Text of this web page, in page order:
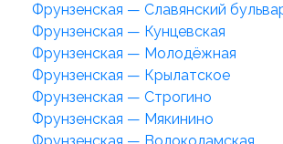
Фрунзенская — Славянский
Фрунзенская — Кунцевская
Фрунзенская — Молодёжная
Фрунзенская — Крылатское
Фрунзенская — Строгино
Фрунзенская — Мякинино